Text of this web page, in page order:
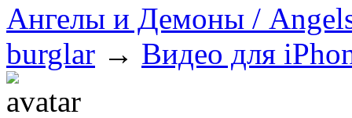
Ангелы и Демоны /
burglar → Видео для